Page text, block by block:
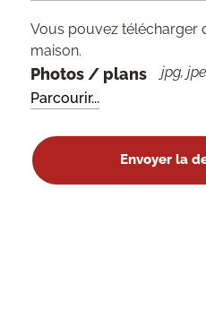
Vous pouvez télécharger
maison.
Photos / plans jpg,